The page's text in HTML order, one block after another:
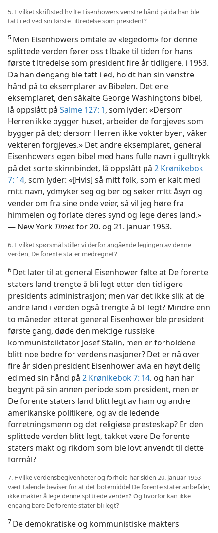
5. Hvilket skriftsted hvilte Eisenhowers venstre hånd på da han ble
tatt i ed ved sin første tiltredelse som president?
5 Men Eisenhowers omtale av «legedom» for denne
splittede verden fører oss tilbake til tiden for hans
første tiltredelse som president fire år tidligere, i 1953.
Da han dengang ble tatt i ed, holdt han sin venstre
hånd på to eksemplarer av Bibelen. Det ene
eksemplaret, den såkalte George Washingtons bibel,
lå oppslått på Salme 127: 1, som lyder: «Dersom
Herren ikke bygger huset, arbeider de forgjeves som
bygger på det; dersom Herren ikke vokter byen, våker
vekteren forgjeves.» Det andre eksemplaret, general
Eisenhowers egen bibel med hans fulle navn i gulltrykk
på det sorte skinnbindet, lå oppslått på 2 Krønikebok
7: 14, som lyder: «[Hvis] så mitt folk, som er kalt med
mitt navn, ydmyker seg og ber og søker mitt åsyn og
vender om fra sine onde veier, så vil jeg høre fra
himmelen og forlate deres synd og lege deres land.»
— New York Timesfor 20. og 21. januar 1953.
6. Hvilket spørsmål stiller vi derfor angående legingen av denne
verden, De forente stater medregnet?
6 Det later til at general Eisenhower følte at De forente
staters land trengte å bli legt etter den tidligere
presidents administrasjon; men var det ikke slik at de
andre land i verden også trengte å bli legt? Mindre enn
to måneder etterat general Eisenhower ble president
første gang, døde den mektige russiske
kommunistdiktator Josef Stalin, men er forholdene
blitt noe bedre for verdens nasjoner? Det er nå over
fire år siden president Eisenhower avla en høytidelig
ed med sin hånd på 2 Krønikebok 7: 14, og han har
begynt på sin annen periode som president, men er
De forente staters land blitt legt av ham og andre
amerikanske politikere, og av de ledende
forretningsmenn og det religiøse presteskap? Er den
splittede verden blitt legt, takket være De forente
staters makt og rikdom som ble lovt anvendt til dette
formål?
7. Hvilke verdensbegivenheter og forhold har siden 20. januar 1953
vært talende beviser for at det botemiddel De forente stater anbefaler,
ikke makter å lege denne splittede verden? Og hvorfor kan ikke
engang bare De forente stater bli legt?
7 De demokratiske og kommunistiske makters